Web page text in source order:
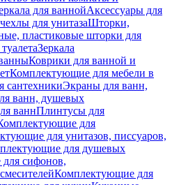
для ваннойАксессуары для
для унитазаШторки,
пластиковые шторки для
Зеркала
Коврики для ванной и
Комплектующие для мебели в
сантехникиЭкраны для ванн,
ванн, душевых
ваннПлинтусы для
для
для унитазов, писсуаров,
для душевых
сифонов,
Комплектующие для